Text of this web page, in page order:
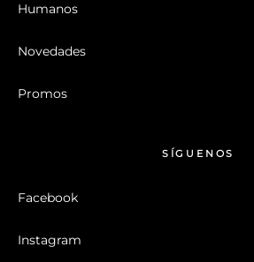
Humanos
Novedades
Promos
SÍGUENOS
Facebook
Instagram